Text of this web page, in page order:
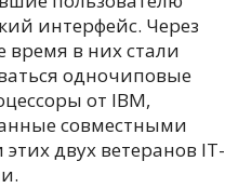
интерфейс. Через
время в них стали
одночиповые
от IBM,
совместными
двух ветеранов IT-